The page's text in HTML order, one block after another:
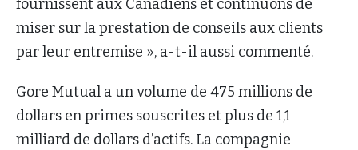
fournissent aux Canadiens et continuons de
miser sur la prestation de conseils aux clients
par leur entremise », a-t-il aussi commenté.
Gore Mutual a un volume de 475 millions de
dollars en primes souscrites et plus de 1,1
milliard de dollars d’actifs. La compagnie